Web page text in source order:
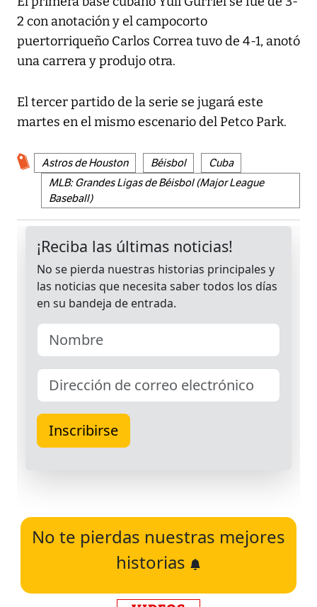
2 con anotación y el campocorto
puertorriqueño Carlos Correa tuvo de 4-1, anotó
una carrera y produjo otra.
El tercer partido de la serie se jugará este
martes en el mismo escenario del Petco Park.
Astros de Houston Béisbol
Cuba
MLB: Grandes Ligas de Béisbol (Major League
Baseball)
No te pierdas nuestras mejores
historias